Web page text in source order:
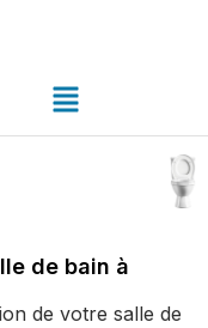
de bain à
de votre salle de